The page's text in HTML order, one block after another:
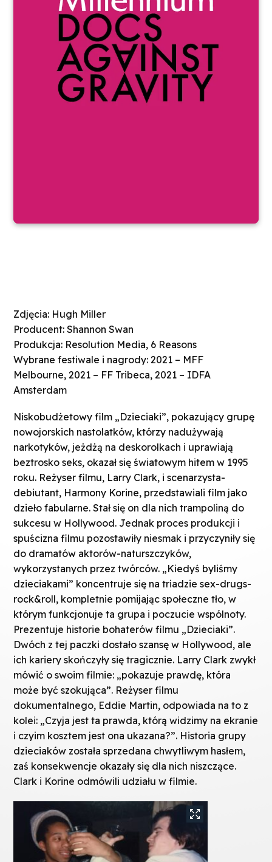
Zdjęcia: Hugh Miller
Producent: Shannon Swan
Produkcja: Resolution Media, 6 Reasons
Wybrane festiwale i nagrody: 2021 – MFF
Melbourne, 2021 – FF Tribeca, 2021 – IDFA
Amsterdam
Niskobudżetowy film „Dzieciaki”, pokazujący grupę
nowojorskich nastolatków, którzy nadużywają
narkotyków, jeżdżą na deskorolkach i uprawiają
beztrosko seks, okazał się światowym hitem w 1995
roku. Reżyser filmu, Larry Clark, i scenarzysta-
debiutant, Harmony Korine, przedstawiali film jako
dzieło fabularne. Stał się on dla nich trampoliną do
sukcesu w Hollywood. Jednak proces produkcji i
spuścizna filmu pozostawiły niesmak i przyczyniły się
do dramatów aktorów-naturszczyków,
wykorzystanych przez twórców. „Kiedyś byliśmy
dzieciakami” koncentruje się na triadzie sex-drugs-
rock&roll, kompletnie pomijając społeczne tło, w
którym funkcjonuje ta grupa i poczucie wspólnoty.
Prezentuje historie bohaterów filmu „Dzieciaki”.
Dwóch z tej paczki dostało szansę w Hollywood, ale
ich kariery skończyły się tragicznie. Larry Clark zwykł
mówić o swoim filmie: „pokazuje prawdę, która
może być szokująca”. Reżyser filmu
dokumentalnego, Eddie Martin, odpowiada na to z
kolei: „Czyja jest ta prawda, którą widzimy na ekranie
i czyim kosztem jest ona ukazana?”. Historia grupy
dzieciaków została sprzedana chwytliwym hasłem,
zaś konsekwencje okazały się dla nich niszczące.
Clark i Korine odmówili udziału w filmie.